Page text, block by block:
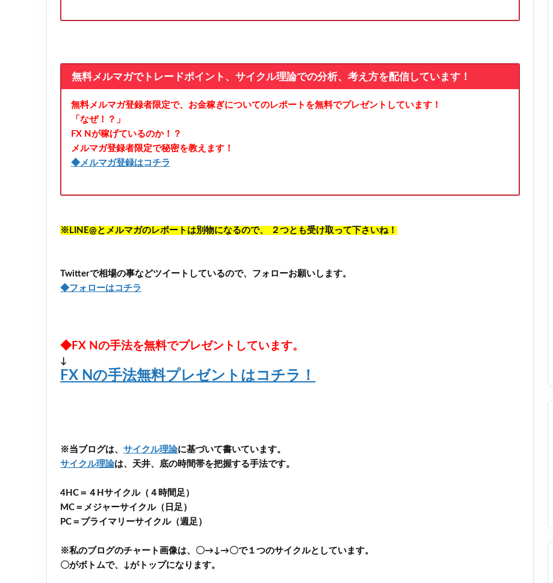
無料メルマガでトレードポイント、サイクル理論での分析、考え方を配信しています！
無料メルマガ登録者限定で、お金稼ぎについてのレポートを無料でプレゼントしています！
「なぜ！？」
FX Nが稼げているのか！？
メルマガ登録者限定で秘密を教えます！
◆メルマガ登録はコチラ
※LINE@とメルマガのレポートは別物になるので、 ２つとも受け取って下さいね！
Twitterで相場の事などツイートしているので、フォローお願いします。
◆フォローはコチラ
◆FX Nの手法を無料でプレゼントしています。
↓
FX Nの手法無料プレゼントはコチラ！
※当ブログは、サイクル理論に基づいて書いています。
サイクル理論は、天井、底の時間帯を把握する手法です。
4HC＝４Hサイクル（４時間足）
MC＝メジャーサイクル（日足）
PC＝プライマリーサイクル（週足）
※私のブログのチャート画像は、〇→↓→〇で１つのサイクルとしています。
〇がボトムで、↓がトップになります。